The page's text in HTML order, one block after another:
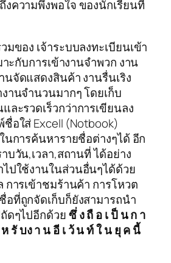
งความพึงพอใจ ของนักเรียนที่
ของ เจ้าระบบลงทะเบียนเข้า
ะกับการเข้างานจำพวก งาน
จัดแสดงสินค้า งานรื่นเริง
านจำนวนมากๆ โดยเก็บ
ละรวดเร็วกว่าการเขียนลง
อใส่ Excell (Notbook)
นการค้นหารายชื่อต่างๆได้ อีก
บวัน,เวลา,สถานที่ ได้อย่าง
ไปใช้งานในส่วนอื่นๆได้ด้วย
การเข้าชมร้านค้า การโหวต
ที่ถูกจัดเก็บก็ยังสามารถนำ
ดๆไปอีกด้วยซึ่ ง ถื อ เ ป็ น ก า
รั บง า น อี เ ว้ น ท์ ใ น ยุ ค นี้